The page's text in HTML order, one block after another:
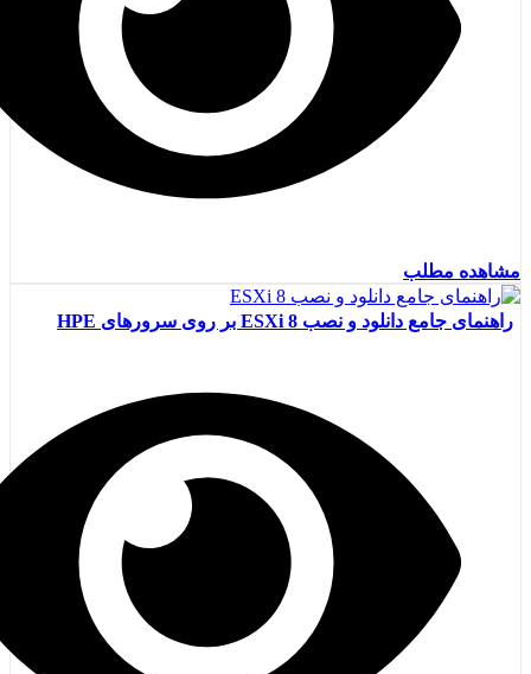
مشاهده مطلب
راهنمای جامع دانلود و نصب ESXi 8 بر روی سرورهای HPE